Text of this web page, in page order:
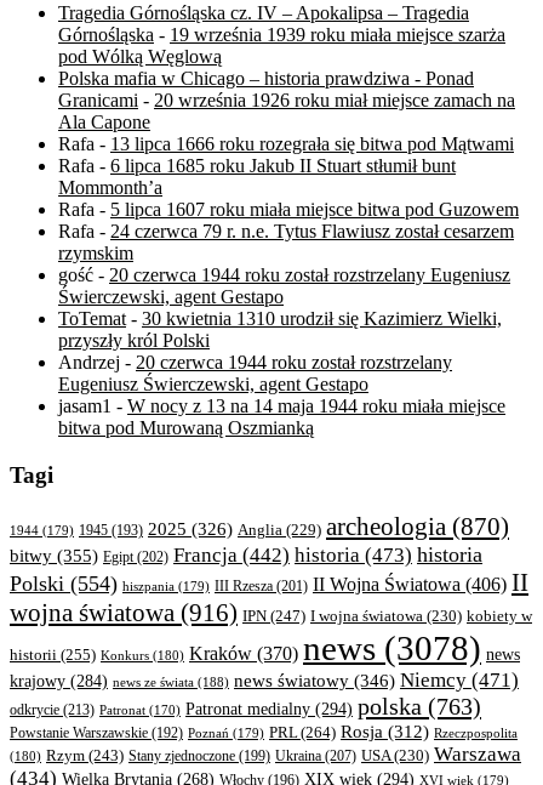
Tragedia Górnośląska cz. IV – Apokalipsa – Tragedia
Górnośląska - 19 września 1939 roku miała miejsce szarża
pod Wólką Węglową
Polska mafia w Chicago – historia prawdziwa - Ponad
Granicami - 20 września 1926 roku miał miejsce zamach na
Ala Capone
Rafa - 13 lipca 1666 roku rozegrała się bitwa pod Mątwami
Rafa - 6 lipca 1685 roku Jakub II Stuart stłumił bunt
Mommonth’a
Rafa - 5 lipca 1607 roku miała miejsce bitwa pod Guzowem
Rafa - 24 czerwca 79 r. n.e. Tytus Flawiusz został cesarzem
rzymskim
gość - 20 czerwca 1944 roku został rozstrzelany Eugeniusz
Świerczewski, agent Gestapo
ToTemat - 30 kwietnia 1310 urodził się Kazimierz Wielki,
przyszły król Polski
Andrzej - 20 czerwca 1944 roku został rozstrzelany
Eugeniusz Świerczewski, agent Gestapo
jasam1 - W nocy z 13 na 14 maja 1944 roku miała miejsce
bitwa pod Murowaną Oszmianką
Tagi
1944 (179) 1945 (193) 2025 (326) Anglia (229) archeologia (870)
bitwy (355) Egipt (202) Francja (442) historia (473) historia
Polski (554) hiszpania (179) III Rzesza (201) II Wojna Światowa (406) II
wojna światowa (916) IPN (247) I wojna światowa (230) kobiety w
historii (255) Konkurs (180) Kraków (370) news (3078) news
krajowy (284) news ze świata (188) news światowy (346) Niemcy (471)
odkrycie (213) Patronat (170) Patronat medialny (294) polska (763)
Powstanie Warszawskie (192) Poznań (179) PRL(264) Rosja (312) Rzeczpospolita
(180) Rzym (243) Stany zjednoczone (199) Ukraina (207) USA (230) Warszawa
(434) Wielka Brytania (268) Włochy (196) XIX wiek (294) XVI wiek (179)